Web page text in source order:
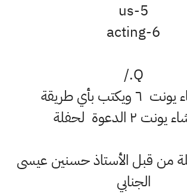
5-us
6-acting
Q./
من قبل الأستاذ حسنين عيسى
الجنابي